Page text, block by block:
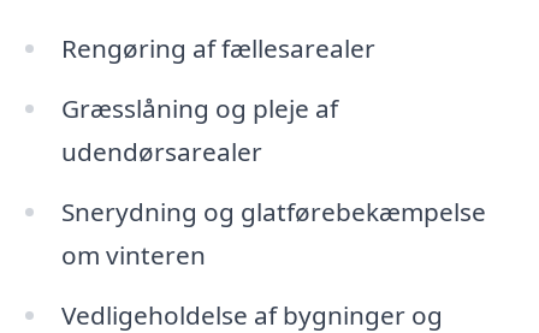
Rengøring af fællesarealer
Græsslåning og pleje af
udendørsarealer
Snerydning og glatførebekæmpelse
om vinteren
Vedligeholdelse af bygninger og